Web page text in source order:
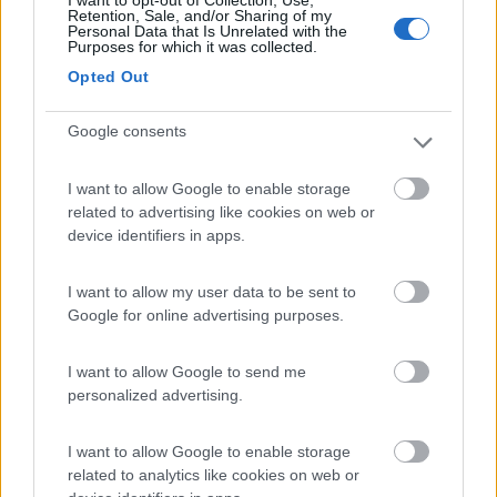
Retention, Sale, and/or Sharing of my
Personal Data that Is Unrelated with the
Purposes for which it was collected.
Opted Out
Google consents
I want to allow Google to enable storage
related to advertising like cookies on web or
device identifiers in apps.
I want to allow my user data to be sent to
Google for online advertising purposes.
I want to allow Google to send me
personalized advertising.
I want to allow Google to enable storage
related to analytics like cookies on web or
1892
Inserito il24/04/2008 alle: 21:25:27
la spina è quella della resistenza frigo mentre il caricabatteria è
a trasformatore e di scarsa resa ( max 8 ah\ora ) lo so perchè
me ne è capitato uno l'altro giorno ciao carlo
Inserito il24/04/2008 alle: 23:00:54
Originally posted by camperdoctor
a trasformatore e di scarsa resa ( max 8 ah\ora ) lo so perchè
me ne è capitato uno l'altro giorno ciao carlo >
di aver capito che questo tipo di alimentatore e una ciofeca[:D]
[:D]mà secondo voi e di quel tipo che si può lasciar sempre
Emme48